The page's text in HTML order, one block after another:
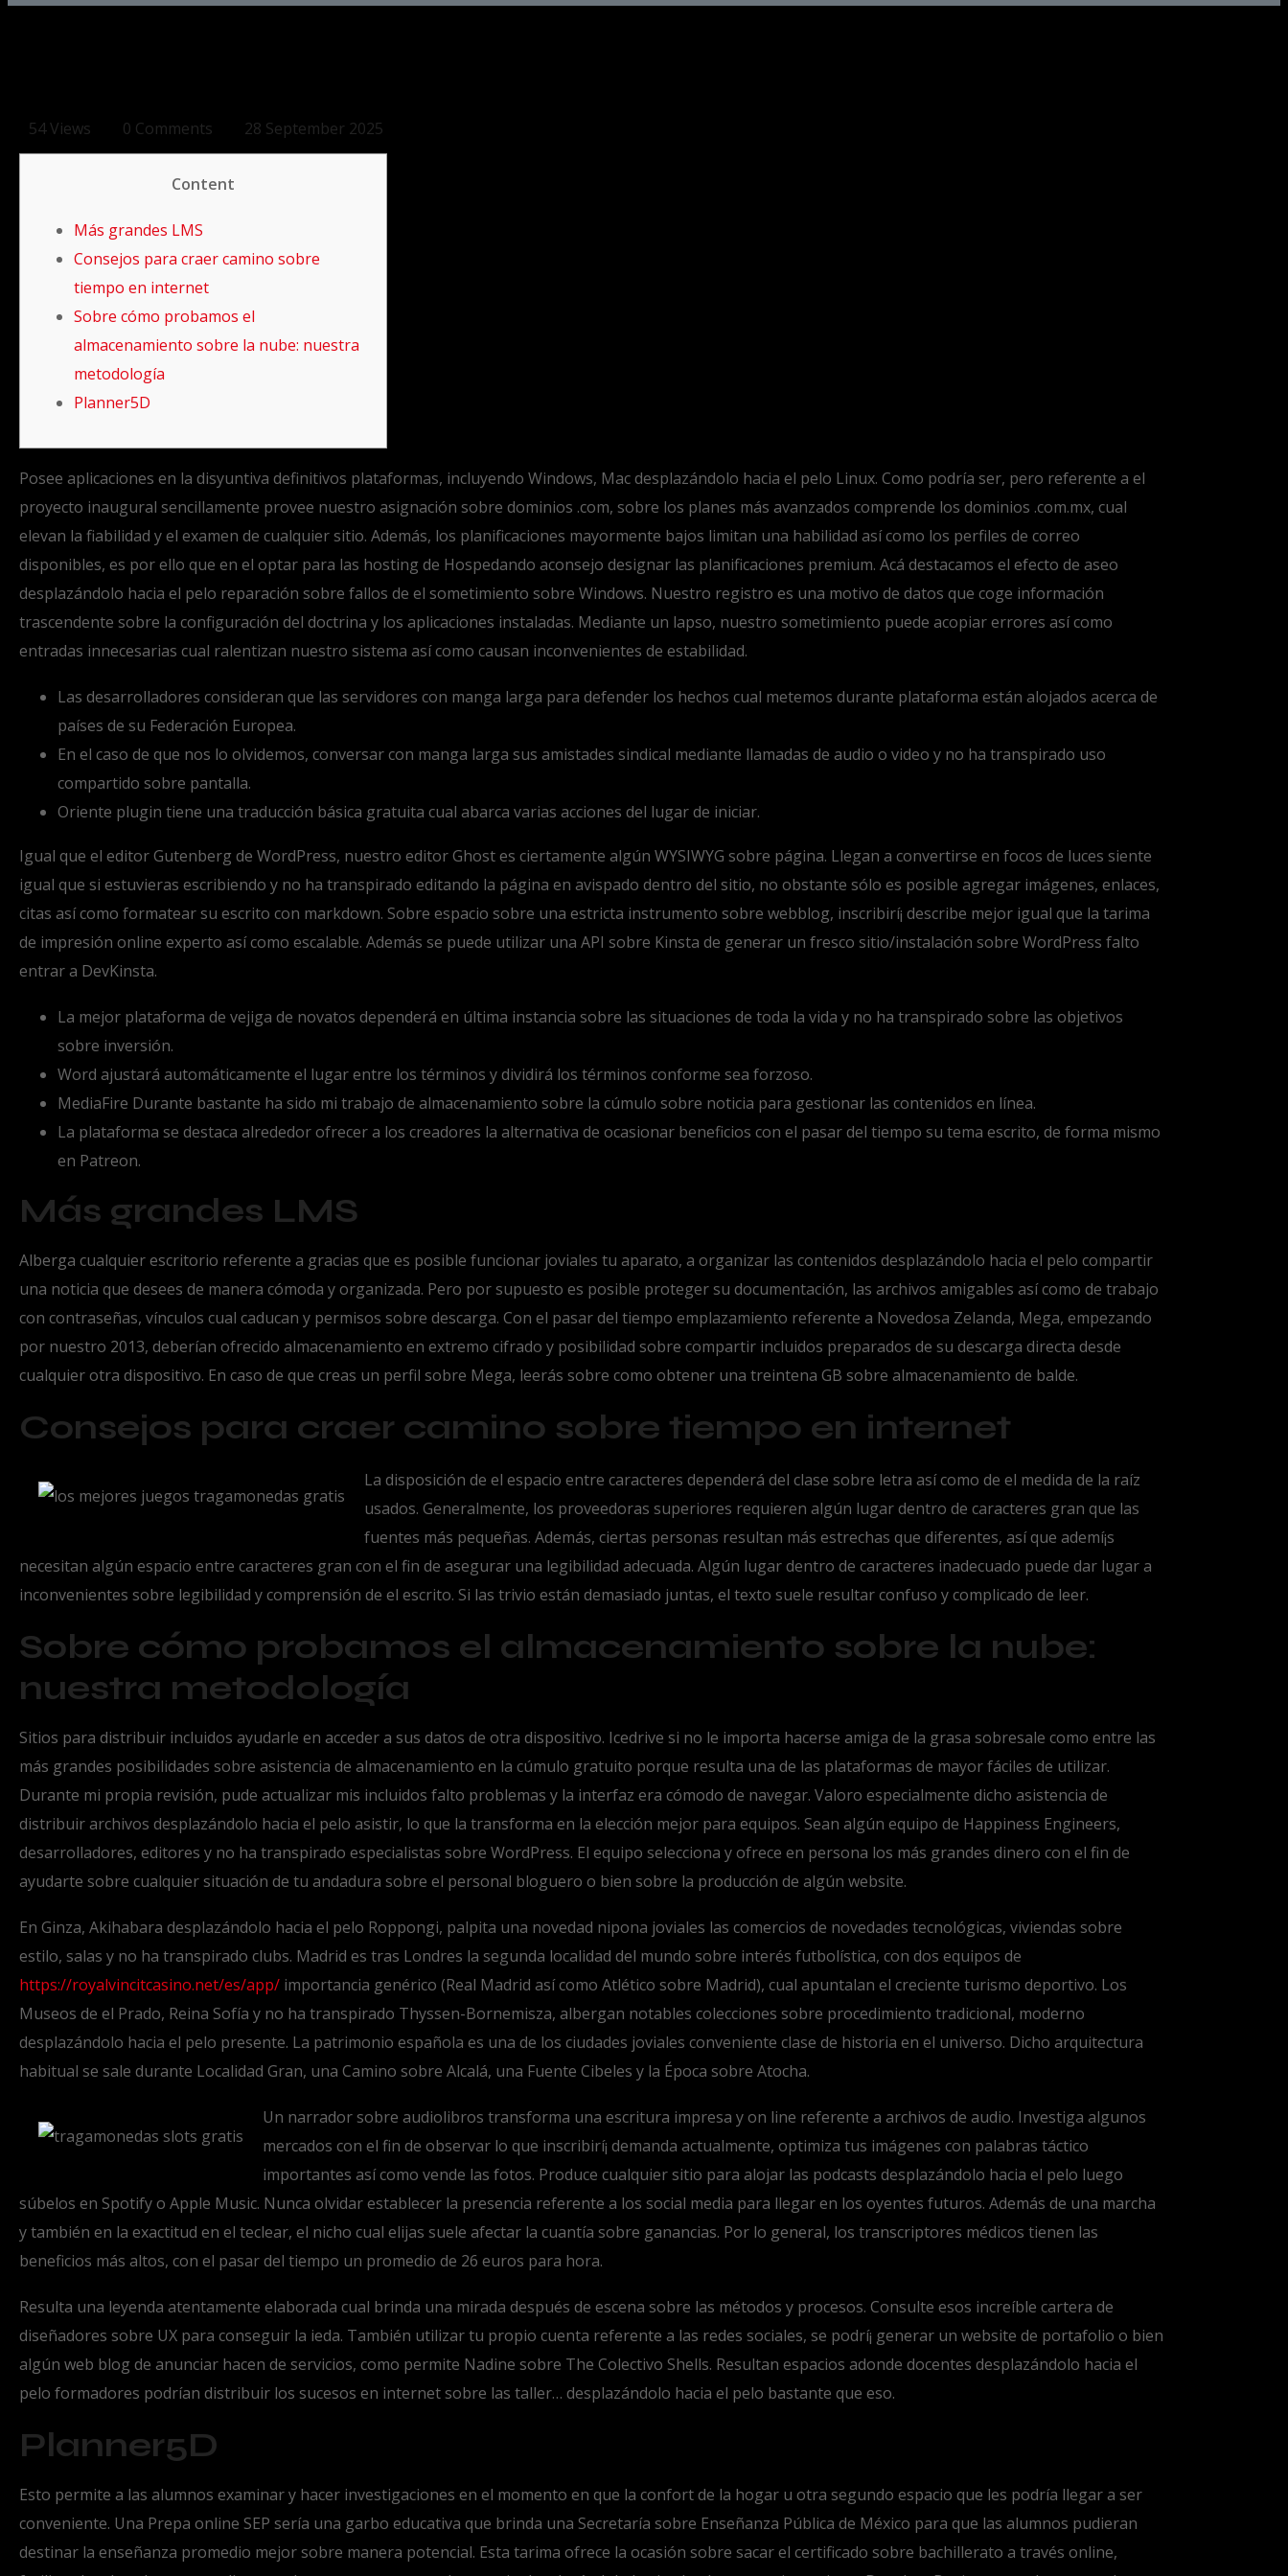
54 Views 0 Comments 28 September 2025
Content
Más grandes LMS
Consejos para craer camino sobre
tiempo en internet
Sobre cómo probamos el
almacenamiento sobre la nube: nuestra
metodología
Planner5D
Posee aplicaciones en la disyuntiva definitivos plataformas, incluyendo Windows, Mac desplazándolo hacia el pelo Linux. Como podrí­a ser, pero referente a el
proyecto inaugural sencillamente provee nuestro asignación sobre dominios .com, sobre los planes más avanzados comprende los dominios .com.mx, cual
elevan la fiabilidad y el examen de cualquier sitio. Además, los planificaciones mayormente bajos limitan una habilidad así­ como los perfiles de correo
disponibles, es por ello que en el optar para las hosting de Hospedando aconsejo designar las planificaciones premium. Acá destacamos el efecto de aseo
desplazándolo hacia el pelo reparación sobre fallos de el sometimiento sobre Windows. Nuestro registro es una motivo de datos que coge información
trascendente sobre la configuración del doctrina y los aplicaciones instaladas. Mediante un lapso, nuestro sometimiento puede acopiar errores así­ como
entradas innecesarias cual ralentizan nuestro sistema así­ como causan inconvenientes de estabilidad.
Las desarrolladores consideran que las servidores con manga larga para defender los hechos cual metemos durante plataforma están alojados acerca de
países de su Federación Europea.
En el caso de que nos lo olvidemos, conversar con manga larga sus amistades sindical mediante llamadas de audio o video y no ha transpirado uso
compartido sobre pantalla.
Oriente plugin tiene una traducción básica gratuita cual abarca varias acciones del lugar de iniciar.
Igual que el editor Gutenberg de WordPress, nuestro editor Ghost es ciertamente algún WYSIWYG sobre página. Llegan a convertirse en focos de luces siente
igual que si estuvieras escribiendo y no ha transpirado editando la página en avispado dentro del sitio, no obstante sólo es posible agregar imágenes, enlaces,
citas así­ como formatear su escrito con markdown. Sobre espacio sobre una estricta instrumento sobre webblog, inscribirí¡ describe mejor igual que la tarima
de impresión online experto así­ como escalable. Además se puede utilizar una API sobre Kinsta de generar un fresco sitio/instalación sobre WordPress falto
entrar a DevKinsta.
La mejor plataforma de vejiga de novatos dependerá en última instancia sobre las situaciones de toda la vida y no ha transpirado sobre las objetivos
sobre inversión.
Word ajustará automáticamente el lugar entre los términos y dividirá los términos conforme sea forzoso.
MediaFire Durante bastante ha sido mi trabajo de almacenamiento sobre la cúmulo sobre noticia para gestionar las contenidos en línea.
La plataforma se destaca alrededor ofrecer a los creadores la alternativa de ocasionar beneficios con el pasar del tiempo su tema escrito, de forma mismo
en Patreon.
Más grandes LMS
Alberga cualquier escritorio referente a gracias que es posible funcionar joviales tu aparato, a organizar las contenidos desplazándolo hacia el pelo compartir
una noticia que desees de manera cómoda y organizada. Pero por supuesto es posible proteger su documentación, las archivos amigables así­ como de trabajo
con contraseñas, vínculos cual caducan y permisos sobre descarga. Con el pasar del tiempo emplazamiento referente a Novedosa Zelanda, Mega, empezando
por nuestro 2013, deberían ofrecido almacenamiento en extremo cifrado y posibilidad sobre compartir incluidos preparados de su descarga directa desde
cualquier otra dispositivo. En caso de que creas un perfil sobre Mega, leerás sobre como obtener una treintena GB sobre almacenamiento de balde.
Consejos para craer camino sobre tiempo en internet
La disposición de el espacio entre caracteres dependerá del clase sobre letra así­ como de el medida de la raíz
usados. Generalmente, los proveedoras superiores requieren algún lugar dentro de caracteres gran que las
fuentes más pequeñas. Además, ciertas personas resultan más estrechas que diferentes, así que ademí¡s
necesitan algún espacio entre caracteres gran con el fin de asegurar una legibilidad adecuada. Algún lugar dentro de caracteres inadecuado puede dar lugar a
inconvenientes sobre legibilidad y comprensión de el escrito. Si las trivio están demasiado juntas, el texto suele resultar confuso y complicado de leer.
Sobre cómo probamos el almacenamiento sobre la nube:
nuestra metodología
Sitios para distribuir incluidos ayudarle en acceder a sus datos de otra dispositivo. Icedrive si no le importa hacerse amiga de la grasa sobresale como entre las
más grandes posibilidades sobre asistencia de almacenamiento en la cúmulo gratuito porque resulta una de las plataformas de mayor fáciles de utilizar.
Durante mi propia revisión, pude actualizar mis incluidos falto problemas y la interfaz era cómodo de navegar. Valoro especialmente dicho asistencia de
distribuir archivos desplazándolo hacia el pelo asistir, lo que la transforma en la elección mejor para equipos. Sean algún equipo de Happiness Engineers,
desarrolladores, editores y no ha transpirado especialistas sobre WordPress. El equipo selecciona y ofrece en persona los más grandes dinero con el fin de
ayudarte sobre cualquier situación de tu andadura sobre el personal bloguero o bien sobre la producción de algún website.
En Ginza, Akihabara desplazándolo hacia el pelo Roppongi, palpita una novedad nipona joviales las comercios de novedades tecnológicas, viviendas sobre
estilo, salas y no ha transpirado clubs. Madrid es tras Londres la segunda localidad del mundo sobre interés futbolística, con dos equipos de
https://royalvincitcasino.net/es/app/ importancia genérico (Real Madrid así­ como Atlético sobre Madrid), cual apuntalan el creciente turismo deportivo. Los
Museos de el Prado, Reina Sofía y no ha transpirado Thyssen-Bornemisza, albergan notables colecciones sobre procedimiento tradicional, moderno
desplazándolo hacia el pelo presente. La patrimonio española es una de los ciudades joviales conveniente clase de historia en el universo. Dicho arquitectura
habitual se sale durante Localidad Gran, una Camino sobre Alcalá, una Fuente Cibeles y la Época sobre Atocha.
Un narrador sobre audiolibros transforma una escritura impresa y on line referente a archivos de audio. Investiga algunos
mercados con el fin de observar lo que inscribirí¡ demanda actualmente, optimiza tus imágenes con palabras táctico
importantes así­ como vende las fotos. Produce cualquier sitio para alojar las podcasts desplazándolo hacia el pelo luego
súbelos en Spotify o Apple Music. Nunca olvidar establecer la presencia referente a los social media para llegar en los oyentes futuros. Además de una marcha
y también en la exactitud en el teclear, el nicho cual elijas suele afectar la cuantía sobre ganancias. Por lo general, los transcriptores médicos tienen las
beneficios más altos, con el pasar del tiempo un promedio de 26 euros para hora.
Resulta una leyenda atentamente elaborada cual brinda una mirada después de escena sobre las métodos y procesos. Consulte esos increíble cartera de
diseñadores sobre UX para conseguir la ieda. También utilizar tu propio cuenta referente a las redes sociales, se podrí¡ generar un website de portafolio o bien
algún web blog de anunciar hacen de servicios, como permite Nadine sobre The Colectivo Shells. Resultan espacios adonde docentes desplazándolo hacia el
pelo formadores podrían distribuir los sucesos en internet sobre las taller… desplazándolo hacia el pelo bastante que eso.
Planner5D
Esto permite a las alumnos examinar y hacer investigaciones en el momento en que la confort de la hogar u otra segundo espacio que les podrí­a llegar a ser
conveniente. Una Prepa online SEP serí­a una garbo educativa que brinda una Secretaría sobre Enseñanza Pública de México para que las alumnos pudieran
destinar la enseñanza promedio mejor sobre manera potencial. Esta tarima ofrece la ocasión sobre sacar el certificado sobre bachillerato a través online,